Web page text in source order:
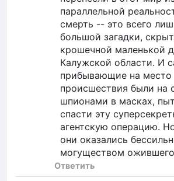
параллельной
смерть -- это всего
большой загадки,
крошечной маленькой
Калужской области. И
прибывающие на место
происшествия были на
шпионами в масках,
спасти эту
агентскую операцию.
они оказались
могуществом ожившего
Ответить